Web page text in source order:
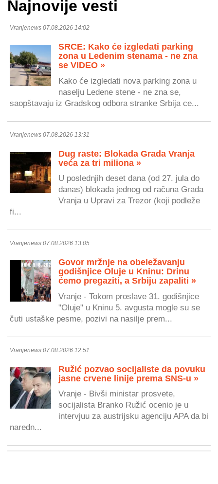
Najnovije vesti
Vranjenews 07.08.2026 14:02
SRCE: Kako će izgledati parking
zona u Ledenim stenama - ne zna
se VIDEO »
Kako će izgledati nova parking zona u
naselju Ledene stene - ne zna se,
saopštavaju iz Gradskog odbora stranke Srbija ce...
Vranjenews 07.08.2026 13:31
Dug raste: Blokada Grada Vranja
veća za tri miliona »
U poslednjih deset dana (od 27. jula do
danas) blokada jednog od računa Grada
Vranja u Upravi za Trezor (koji podleže
fi...
Vranjenews 07.08.2026 13:05
Govor mržnje na obeležavanju
godišnjice Oluje u Kninu: Drinu
ćemo pregaziti, a Srbiju zapaliti »
Vranje - Tokom proslave 31. godišnjice
"Oluje" u Kninu 5. avgusta mogle su se
čuti ustaške pesme, pozivi na nasilje prem...
Vranjenews 07.08.2026 12:51
Ružić pozvao socijaliste da povuku
jasne crvene linije prema SNS-u »
Vranje - Bivši ministar prosvete,
socijalista Branko Ružić ocenio je u
intervjuu za austrijsku agenciju APA da bi
naredn...